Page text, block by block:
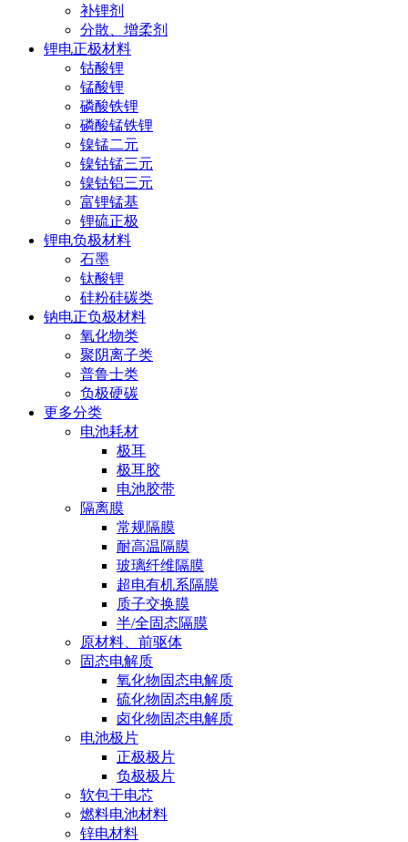
补锂剂
分散、增柔剂
锂电正极材料
钴酸锂
锰酸锂
磷酸铁锂
磷酸锰铁锂
镍锰二元
镍钴锰三元
镍钴铝三元
富锂锰基
锂硫正极
锂电负极材料
石墨
钛酸锂
硅粉硅碳类
钠电正负极材料
氧化物类
聚阴离子类
普鲁士类
负极硬碳
更多分类
电池耗材
极耳
极耳胶
电池胶带
隔离膜
常规隔膜
耐高温隔膜
玻璃纤维隔膜
超电有机系隔膜
质子交换膜
半/全固态隔膜
原材料、前驱体
固态电解质
氧化物固态电解质
硫化物固态电解质
卤化物固态电解质
电池极片
正极极片
负极极片
软包干电芯
燃料电池材料
锌电材料